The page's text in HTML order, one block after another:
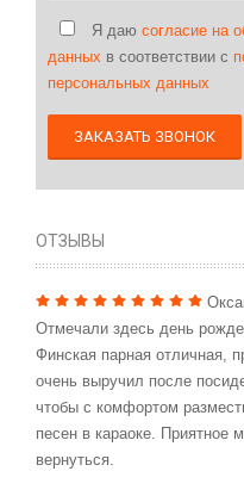
Я даю согласие на
данных в соответствии с
персональных данных
ЗАКАЗАТЬ ЗВОНОК
ОТЗЫВЫ
Отмечали здесь день
Финская парная отличная,
очень выручил после
чтобы с комфортом
песен в караоке. Приятное
вернуться.